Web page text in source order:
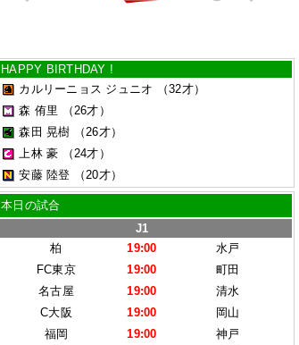
HAPPY BIRTHDAY !
カルリーニョス ジュニオ
（32才）
森 侑里
（26才）
森田 晃樹
（26才）
上林 豪
（24才）
安藤 陸登
（20才）
本日の試合
J1
柏
19:00
水戸
FC東京
19:00
町田
名古屋
19:00
清水
C大阪
19:00
岡山
福岡
19:00
神戸